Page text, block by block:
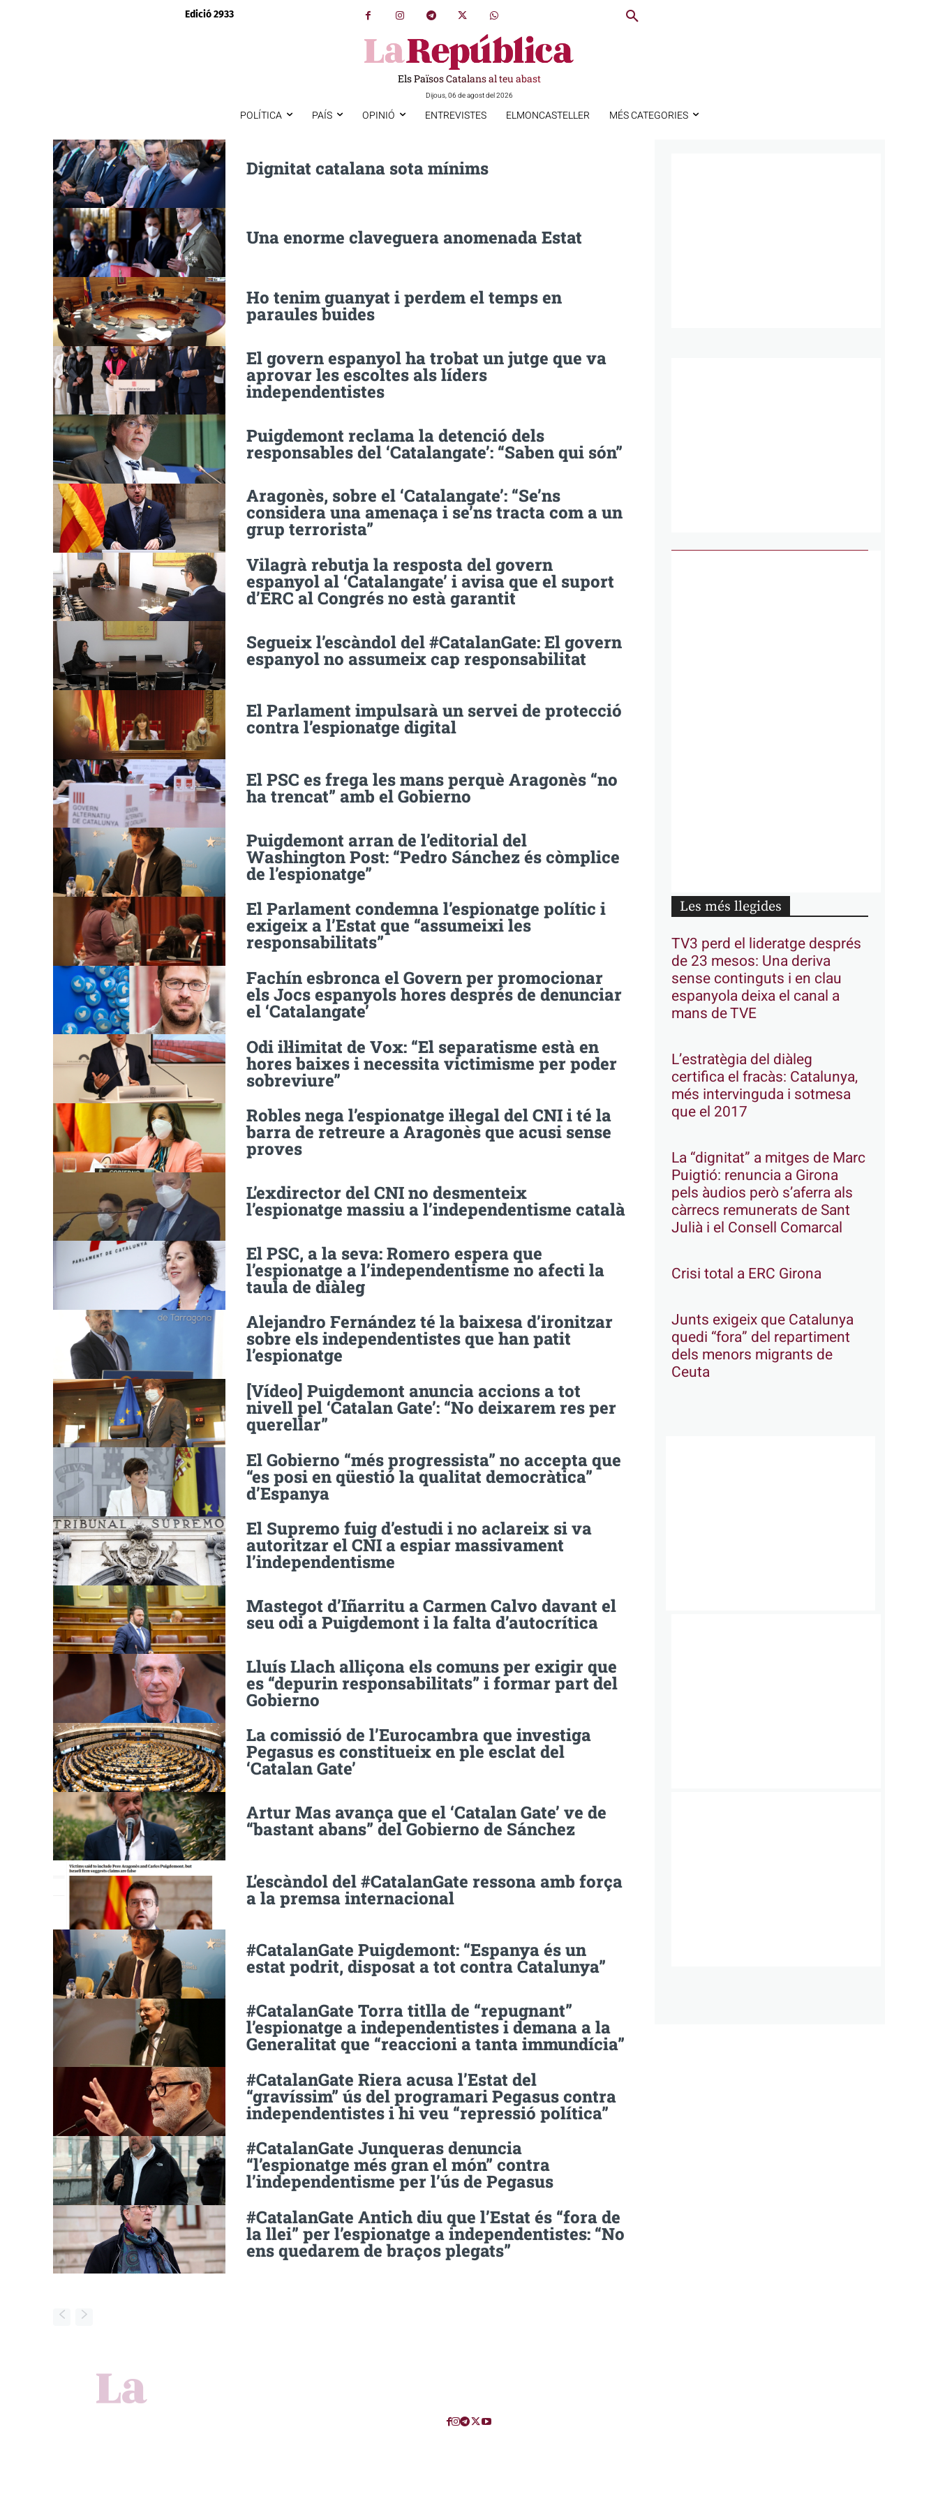
Edició 2933
Els Països Catalans al teu abast
Dijous, 06 de agost del 2026
POLÍTICA PAÍS OPINIÓ ENTREVISTES ELMONCASTELLER MÉS CATEGORIES
Dignitat catalana sota mínims
Una enorme claveguera anomenada Estat
Ho tenim guanyat i perdem el temps en
paraules buides
El govern espanyol ha trobat un jutge que va
aprovar les escoltes als líders
independentistes
Puigdemont reclama la detenció dels
responsables del ‘Catalangate’: “Saben qui són”
Aragonès, sobre el ‘Catalangate’: “Se’ns
considera una amenaça i se’ns tracta com a un
grup terrorista”
Vilagrà rebutja la resposta del govern
espanyol al ‘Catalangate’ i avisa que el suport
d’ERC al Congrés no està garantit
Segueix l’escàndol del #CatalanGate: El govern
espanyol no assumeix cap responsabilitat
El Parlament impulsarà un servei de protecció
contra l’espionatge digital
El PSC es frega les mans perquè Aragonès “no
ha trencat” amb el Gobierno
Puigdemont arran de l’editorial del
Washington Post: “Pedro Sánchez és còmplice
de l’espionatge”
El Parlament condemna l’espionatge polític i
exigeix a l’Estat que “assumeixi les
responsabilitats”
Fachín esbronca el Govern per promocionar
els Jocs espanyols hores després de denunciar
el ‘Catalangate’
Odi il·limitat de Vox: “El separatisme està en
hores baixes i necessita victimisme per poder
sobreviure”
Robles nega l’espionatge il·legal del CNI i té la
barra de retreure a Aragonès que acusi sense
proves
L’exdirector del CNI no desmenteix
l’espionatge massiu a l’independentisme català
El PSC, a la seva: Romero espera que
l’espionatge a l’independentisme no afecti la
taula de diàleg
Alejandro Fernández té la baixesa d’ironitzar
sobre els independentistes que han patit
l’espionatge
[Vídeo] Puigdemont anuncia accions a tot
nivell pel ‘Catalan Gate’: “No deixarem res per
querellar”
El Gobierno “més progressista” no accepta que
“es posi en qüestió la qualitat democràtica”
d’Espanya
El Supremo fuig d’estudi i no aclareix si va
autoritzar el CNI a espiar massivament
l’independentisme
Mastegot d’Iñarritu a Carmen Calvo davant el
seu odi a Puigdemont i la falta d’autocrítica
Lluís Llach alliçona els comuns per exigir que
es “depurin responsabilitats” i formar part del
Gobierno
La comissió de l’Eurocambra que investiga
Pegasus es constitueix en ple esclat del
‘Catalan Gate’
Artur Mas avança que el ‘Catalan Gate’ ve de
“bastant abans” del Gobierno de Sánchez
L’escàndol del #CatalanGate ressona amb força
a la premsa internacional
#CatalanGate Puigdemont: “Espanya és un
estat podrit, disposat a tot contra Catalunya”
#CatalanGate Torra titlla de “repugnant”
l’espionatge a independentistes i demana a la
Generalitat que “reaccioni a tanta immundícia”
#CatalanGate Riera acusa l’Estat del
“gravíssim” ús del programari Pegasus contra
independentistes i hi veu “repressió política”
#CatalanGate Junqueras denuncia
“l’espionatge més gran el món” contra
l’independentisme per l’ús de Pegasus
#CatalanGate Antich diu que l’Estat és “fora de
la llei” per l’espionatge a independentistes: “No
ens quedarem de braços plegats”
Les més llegides
TV3 perd el lideratge després
de 23 mesos: Una deriva
sense continguts i en clau
espanyola deixa el canal a
mans de TVE
L’estratègia del diàleg
certifica el fracàs: Catalunya,
més intervinguda i sotmesa
que el 2017
La “dignitat” a mitges de Marc
Puigtió: renuncia a Girona
pels àudios però s’aferra als
càrrecs remunerats de Sant
Julià i el Consell Comarcal
Crisi total a ERC Girona
Junts exigeix que Catalunya
quedi “fora” del repartiment
dels menors migrants de
Ceuta